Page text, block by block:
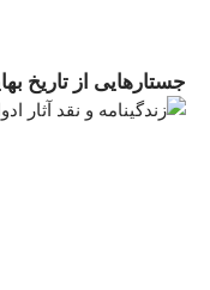
جستارهایی از تاریخ